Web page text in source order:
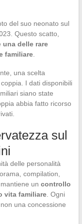
del suo neonato sul
Questo scatto,
una delle rare
familiare.
una scelta
I dati disponibili
siano state
abbia fatto ricorso
sul
delle personalità
compilation,
un controllo
vita familiare. Ogni
una concessione